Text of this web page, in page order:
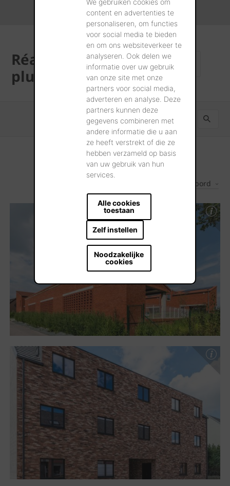
content en advertenties te
personaliseren, om functies
voor social media te bieden
en om ons websiteverkeer te
analyseren. Ook delen we
informatie over uw gebruik
van onze site met onze
partners voor social media,
adverteren en analyse. Deze
partners kunnen deze
gegevens combineren met
andere informatie die u aan
ze heeft verstrekt of die ze
hebben verzameld op basis
van uw gebruik van hun
services.
Alle cookies
toestaan
Zelf instellen
Noodzakelijke
cookies
Réalisations les
plus récentes
TOUTES LES
RÉALISATIONS
Les plus récents d'abord